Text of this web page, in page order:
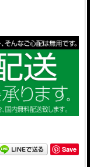
Save